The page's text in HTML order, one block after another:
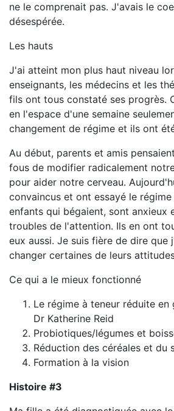
ne le comprenait pas. J'avais le
désespérée.
Les hauts
J'ai atteint mon plus haut niveau
enseignants, les médecins et les
fils ont tous constaté ses progrès.
en l'espace d'une semaine
changement de régime et ils ont
Au début, parents et amis
fous de modifier radicalement
pour aider notre cerveau.
convaincus et ont essayé le
enfants qui bégaient, sont anxieux
troubles de l'attention. Ils en ont
eux aussi. Je suis fière de dire que
changer certaines de leurs
Ce qui a le mieux fonctionné
Le régime à teneur réduite
Dr Katherine Reid
Probiotiques/légumes et
Réduction des céréales et du
Formation à la vision
Histoire #3